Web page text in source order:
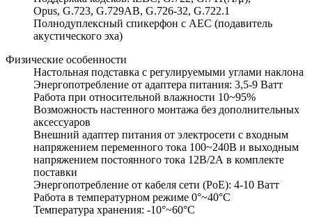
Opus, G.723, G.729AB, G.726-32, G.722.1
Полнодуплексный спикерфон с AEC (подавитель
акустического эха)
Физические особенности
Настольная подставка с регулируемыми углами наклона
Энергопотребление от адаптера питания: 3,5-9 Ватт
Работа при относительной влажности 10~95%
Возможность настенного монтажа без дополнительных
аксессуаров
Внешний адаптер питания от электросети с входным
напряжением переменного тока 100~240В и выходным
напряжением постоянного тока 12В/2А в комплекте
поставки
Энергопотребление от кабеля сети (PoE): 4-10 Ватт
Работа в температурном режиме 0°~40°C
Температура хранения: -10°~60°C